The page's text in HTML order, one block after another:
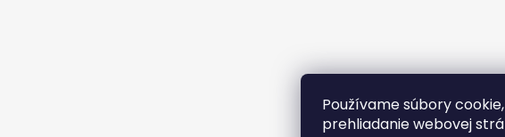
Používame súbory
prehliadanie webovej